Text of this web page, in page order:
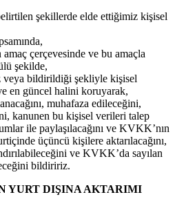
şekillerde elde ettiğimiz kişisel
çerçevesinde ve bu amaçla
şekilde,
veya bildirildiği şekliyle kişisel
en güncel halini koruyarak,
muhafaza edileceğini,
kanunen bu kişisel verileri talep
ile paylaşılacağını ve KVKK’nın
üçüncü kişilere aktarılacağını,
ve KVKK’da sayılan
bildiririz.
YURT DIŞINA AKTARIMI